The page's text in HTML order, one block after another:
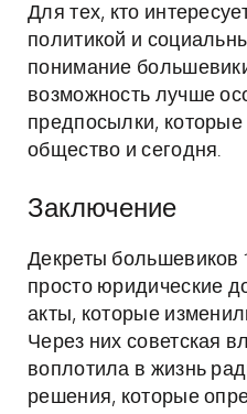
Для тех, кто
политикой и
понимание
возможность лучше
предпосылки,
общество и сегодня.
Заключение
Декреты большевиков
просто юридические
акты, которые
Через них советская
воплотила в жизнь
решения, которые